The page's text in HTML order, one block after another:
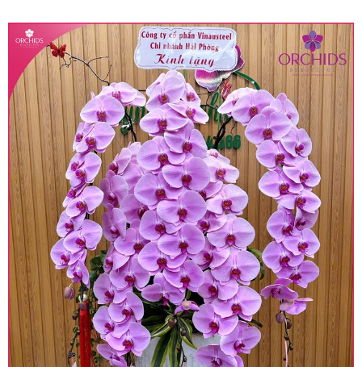
• Giá trên được miễn ship giao trong nội thành,
miễn phí in thiệp - banner theo yêu cầu khách
hàng.
• Beautiful Orchids liên kết với các cửa hàng
trên toàn quốc để phục vụ giao hoa tận nơi, mỗi
khu vực sẽ có mức giá khác nhau (tùy vào chi
phí mặt bằng, nguyên vật liệu,..) nên giá có thể sẽ
thay đổi so với giá niêm yết trên website. Khách
hàng ở Tỉnh thành khác vui lòng chủ động hỏi lại
giá trước khi đặt hàng, shop sẽ chủ động báo giá
chính xác khi có địa chỉ giao hàng cụ thể.